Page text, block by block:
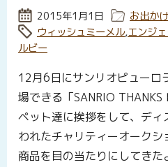
投稿日:
2015年1月1日 カテゴ
お出かけ
タグ:
ウィッシュミーメル,エンジ
ルビー
12月6日にサンリオピューロ
場できる「SANRIO
ペット達に挨拶をして、デ
われたチャリティーオーク
商品を目の当たりにしてき